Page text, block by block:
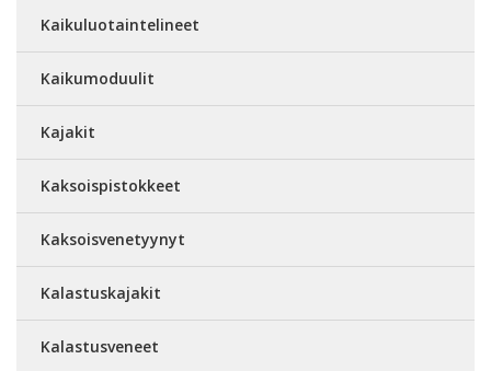
Kaikuluotaintelineet
Kaikumoduulit
Kajakit
Kaksoispistokkeet
Kaksoisvenetyynyt
Kalastuskajakit
Kalastusveneet